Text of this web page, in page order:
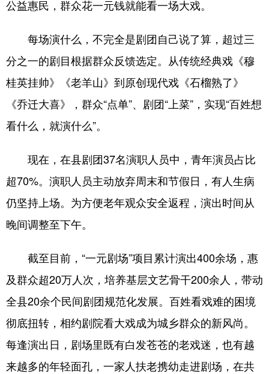
政事 文旅 社会民生
文娱 融媒秀 地市 科教
健康 微视齐鲁
多语种频道
English Español
Русский язык 日本語 한국어
Deutsch Português
公益惠民，群众花一元钱就能看一场大戏。
每场演什么，不完全是剧团自己说了算，超过三
分之一的剧目根据群众反馈选定。从传统经典戏《穆
桂英挂帅》《老羊山》到原创现代戏《石榴熟了》
《乔迁大喜》，群众“点单”、剧团“上菜”，实现“百姓想
看什么，就演什么”。
现在，在县剧团37名演职人员中，青年演员占比
超70%。演职人员主动放弃周末和节假日，有人生病
仍坚持上场。为方便老年观众安全返程，演出时间从
晚间调整至下午。
截至目前，“一元剧场”项目累计演出400余场，惠
及群众超20万人次，培养基层文艺骨干200余人，带动
全县20余个民间剧团规范化发展。百姓看戏难的困境
彻底扭转，相约剧院看大戏成为城乡群众的新风尚。
每逢演出日，剧场里既有白发苍苍的老戏迷，也有越
来越多的年轻面孔，一家人扶老携幼走进剧场，在共